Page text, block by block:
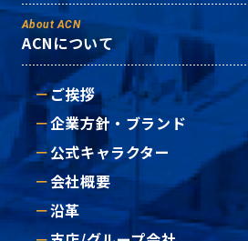
About ACN
ACNについて
ご挨拶
企業方針・ブランド
公式キャラクター
会社概要
沿革